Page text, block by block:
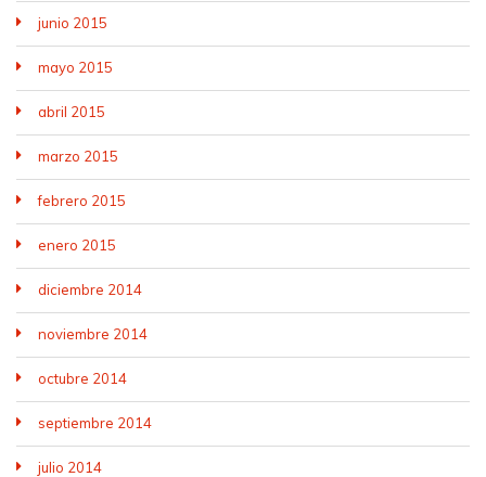
junio 2015
mayo 2015
abril 2015
marzo 2015
febrero 2015
enero 2015
diciembre 2014
noviembre 2014
octubre 2014
septiembre 2014
julio 2014